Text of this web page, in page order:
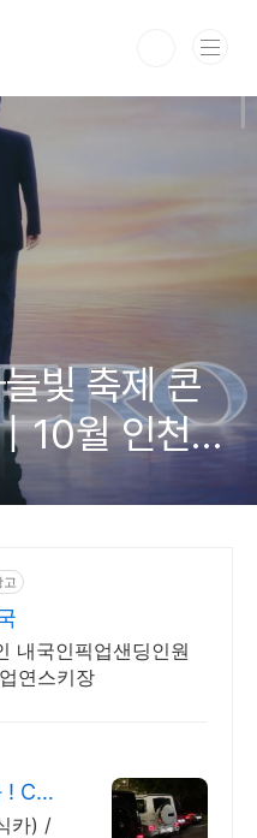
빛 축제 콘
10월 인천
·예매방법
고
내국인픽업샌딩인원
연스키장
! CF
카) /